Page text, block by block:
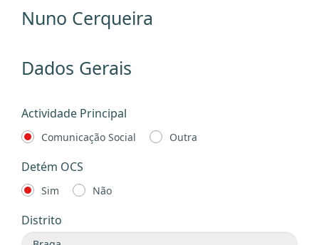
Nuno Cerqueira
Dados Gerais
Actividade Principal
Comunicação Social Outra
Detém OCS
Sim Não
Distrito